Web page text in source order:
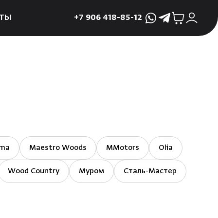
и
слива
+7 906 418-85-12
WhatsApp
Telegram
Maestro Woods MMotors Olia
Wood Country Муром Сталь-Мастер